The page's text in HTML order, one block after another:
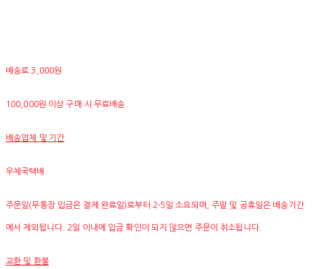
배송료 3,000원
100,000원 이상 구매 시 무료배송
배송업체 및 기간
우체국택배
주문일(무통장 입금은 결제 완료일)로부터 2-5일 소요되며, 주말 및 공휴일은 배송기간
에서 제외됩니다. 2일 이내에 입금 확인이 되지 않으면 주문이 취소됩니다.
교환 및 환불